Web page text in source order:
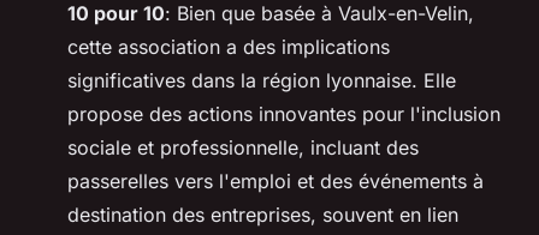
10 pour 10: Bien que basée à Vaulx-en-Velin,
cette association a des implications
significatives dans la région lyonnaise. Elle
propose des actions innovantes pour l'inclusion
sociale et professionnelle, incluant des
passerelles vers l'emploi et des événements à
destination des entreprises, souvent en lien